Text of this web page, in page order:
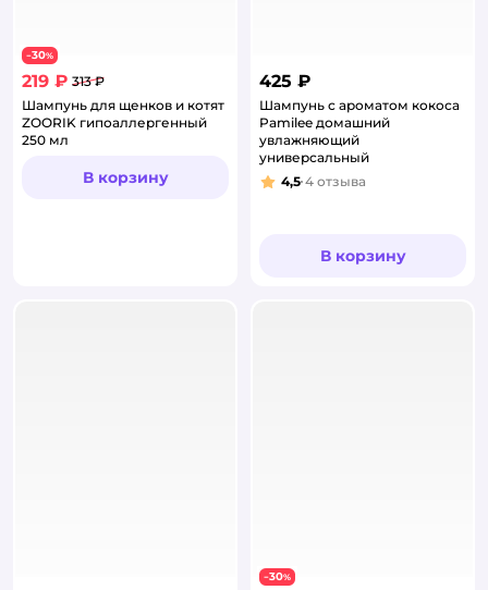
−30%
219 ₽ 313 ₽
Шампунь для щенков и котят
ZOORIK гипоаллергенный
250 мл
В корзину
425 ₽
Шампунь с ароматом кокоса
Pamilee домашний
увлажняющий
универсальный
Рейтинг:
4,5 4 отзыва
В корзину
−30%